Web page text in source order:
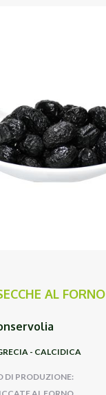
AL FORNO
- CALCIDICA
DI PRODUZIONE: